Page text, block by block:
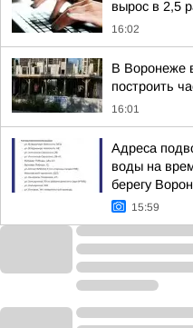
вырос в 2,5
16:02
В Воронеже
построить
16:01
Адреса
воды на
берегу
15:59